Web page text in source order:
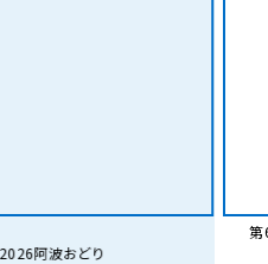
阿波おどり
第